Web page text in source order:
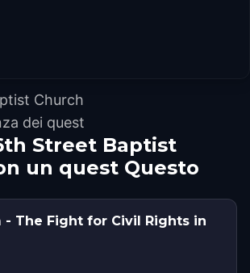
Church
dei quest
Street Baptist
un quest Questo
- The Fight for Civil Rights in